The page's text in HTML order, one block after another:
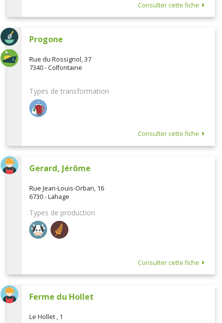
Consulter cette fiche
Progone
Rue du Rossignol, 37
7340 - Colfontaine
Types de transformation
Consulter cette fiche
Gerard, Jérôme
Rue Jean-Louis-Orban, 16
6730 - Lahage
Types de production
Consulter cette fiche
Ferme du Hollet
Le Hollet , 1